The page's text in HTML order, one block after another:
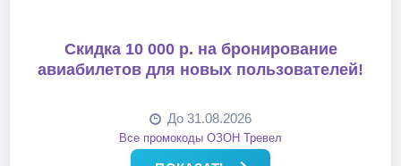
Скидка 10 000 р. на бронирование
авиабилетов для новых пользователей!
До 31.08.2026
Все промокоды ОЗОН Тревел